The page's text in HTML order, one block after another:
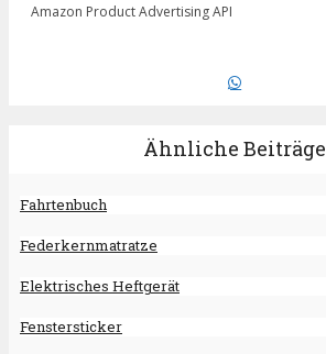
Amazon Product Advertising API
Ähnliche Beiträge
Fahrtenbuch
Federkernmatratze
Elektrisches Heftgerät
Fenstersticker